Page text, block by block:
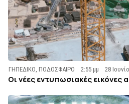
ΓΗΠΕΔΙΚΟ, ΠΟΔΟΣΦΑΙΡΟ 2:55 μμ 28
Οι νέες εντυπωσιακές εικόνες